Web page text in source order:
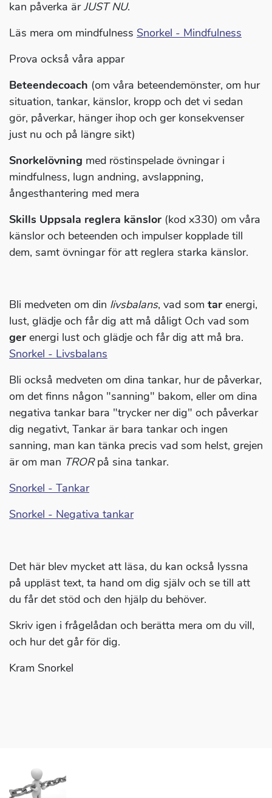
kan påverka ärJUST NU.
Läs mera om mindfulness Snorkel - Mindfulness
Prova också våra appar
Beteendecoach (om våra beteendemönster, om hur
situation, tankar, känslor, kropp och det vi sedan
gör, påverkar, hänger ihop och ger konsekvenser
just nu och på längre sikt)
Snorkelövning med röstinspelade övningar i
mindfulness, lugn andning, avslappning,
ångesthantering med mera
Skills Uppsala reglera känslor (kod x330) om våra
känslor och beteenden och impulser kopplade till
dem, samt övningar för att reglera starka känslor.
Bli medveten om din livsbalans, vad som tar energi,
lust, glädje och får dig att må dåligt Och vad som
ger energi lust och glädje och får dig att må bra.
Snorkel - Livsbalans
Bli också medveten om dina tankar, hur de påverkar,
om det finns någon "sanning" bakom, eller om dina
negativa tankar bara "trycker ner dig" och påverkar
dig negativt, Tankar är bara tankar och ingen
sanning, man kan tänka precis vad som helst, grejen
är om man TRORpå sina tankar.
Snorkel - Tankar
Snorkel - Negativa tankar
Det här blev mycket att läsa, du kan också lyssna
på uppläst text, ta hand om dig själv och se till att
du får det stöd och den hjälp du behöver.
Skriv igen i frågelådan och berätta mera om du vill,
och hur det går för dig.
Kram Snorkel